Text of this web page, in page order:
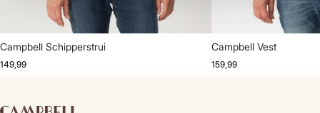
Campbell Schipperstrui
149,99
Campbell Vest
159,99